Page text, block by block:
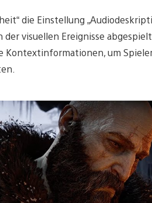
die Einstellung
visuellen Ereignisse
Kontextinformationen, um